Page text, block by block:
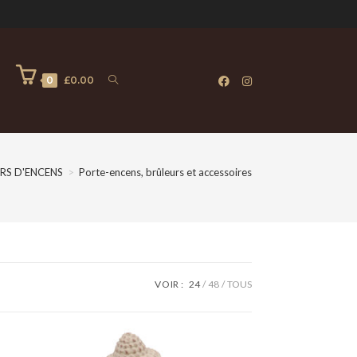
0 £0.00
D'ENCENS > Porte-encens, brûleurs et accessoires
VOIR : 24 48 TOUS